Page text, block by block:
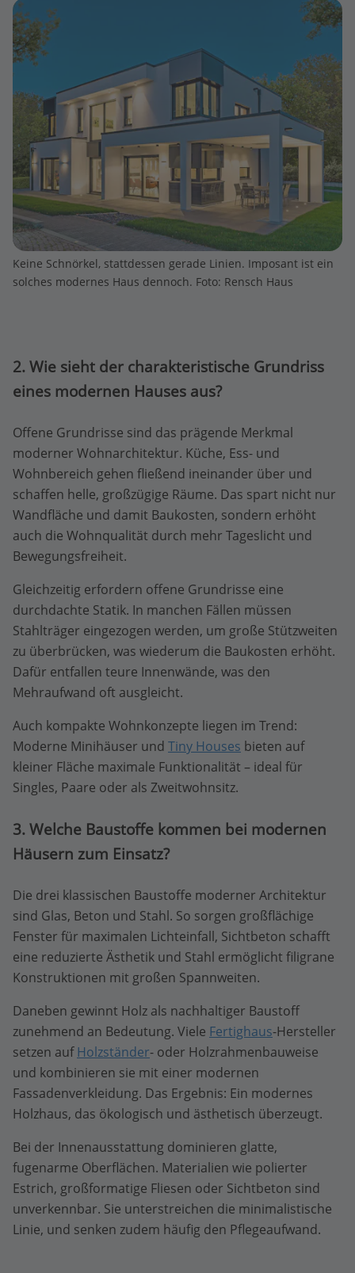
Keine Schnörkel, stattdessen gerade Linien. Imposant ist ein
solches modernes Haus dennoch. Foto: Rensch Haus
2. Wie sieht der charakteristische Grundriss
eines modernen Hauses aus?
Offene Grundrisse sind das prägende Merkmal
moderner Wohnarchitektur. Küche, Ess- und
Wohnbereich gehen fließend ineinander über und
schaffen helle, großzügige Räume. Das spart nicht nur
Wandfläche und damit Baukosten, sondern erhöht
auch die Wohnqualität durch mehr Tageslicht und
Bewegungsfreiheit.
Gleichzeitig erfordern offene Grundrisse eine
durchdachte Statik. In manchen Fällen müssen
Stahlträger eingezogen werden, um große Stützweiten
zu überbrücken, was wiederum die Baukosten erhöht.
Dafür entfallen teure Innenwände, was den
Mehraufwand oft ausgleicht.
Auch kompakte Wohnkonzepte liegen im Trend:
Moderne Minihäuser und Tiny Houses bieten auf
kleiner Fläche maximale Funktionalität – ideal für
Singles, Paare oder als Zweitwohnsitz.
3. Welche Baustoffe kommen bei modernen
Häusern zum Einsatz?
Die drei klassischen Baustoffe moderner Architektur
sind Glas, Beton und Stahl. So sorgen großflächige
Fenster für maximalen Lichteinfall, Sichtbeton schafft
eine reduzierte Ästhetik und Stahl ermöglicht filigrane
Konstruktionen mit großen Spannweiten.
Daneben gewinnt Holz als nachhaltiger Baustoff
zunehmend an Bedeutung. Viele Fertighaus-Hersteller
setzen aufHolzständer- oder Holzrahmenbauweise
und kombinieren sie mit einer modernen
Fassadenverkleidung. Das Ergebnis: Ein modernes
Holzhaus, das ökologisch und ästhetisch überzeugt.
Bei der Innenausstattung dominieren glatte,
fugenarme Oberflächen. Materialien wie polierter
Estrich, großformatige Fliesen oder Sichtbeton sind
unverkennbar. Sie unterstreichen die minimalistische
Linie, und senken zudem häufig den Pflegeaufwand.